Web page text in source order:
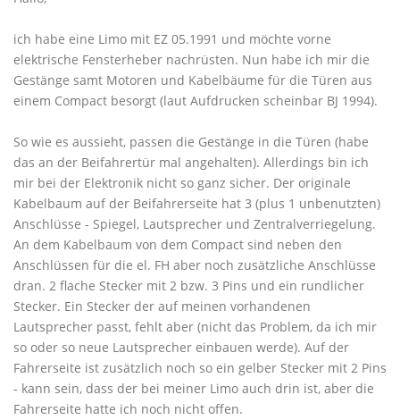
ich habe eine Limo mit EZ 05.1991 und möchte vorne
elektrische Fensterheber nachrüsten. Nun habe ich mir die
Gestänge samt Motoren und Kabelbäume für die Türen aus
einem Compact besorgt (laut Aufdrucken scheinbar BJ 1994).
So wie es aussieht, passen die Gestänge in die Türen (habe
das an der Beifahrertür mal angehalten). Allerdings bin ich
mir bei der Elektronik nicht so ganz sicher. Der originale
Kabelbaum auf der Beifahrerseite hat 3 (plus 1 unbenutzten)
Anschlüsse - Spiegel, Lautsprecher und Zentralverriegelung.
An dem Kabelbaum von dem Compact sind neben den
Anschlüssen für die el. FH aber noch zusätzliche Anschlüsse
dran. 2 flache Stecker mit 2 bzw. 3 Pins und ein rundlicher
Stecker. Ein Stecker der auf meinen vorhandenen
Lautsprecher passt, fehlt aber (nicht das Problem, da ich mir
so oder so neue Lautsprecher einbauen werde). Auf der
Fahrerseite ist zusätzlich noch so ein gelber Stecker mit 2 Pins
- kann sein, dass der bei meiner Limo auch drin ist, aber die
Fahrerseite hatte ich noch nicht offen.